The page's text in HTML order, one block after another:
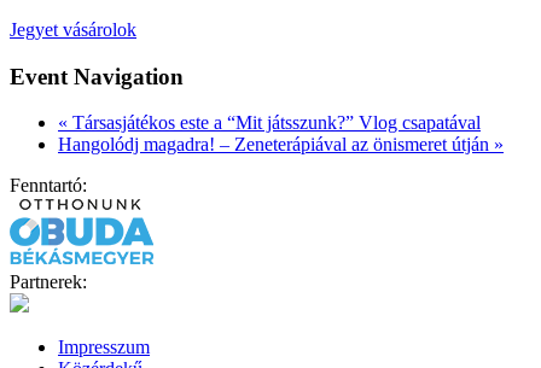
Jegyet vásárolok
Event Navigation
« Társasjátékos este a “Mit játsszunk?” Vlog csapatával
Hangolódj magadra! – Zeneterápiával az önismeret útján »
Fenntartó:
Partnerek:
Impresszum